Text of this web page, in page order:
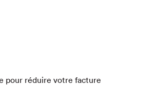
pour réduire votre fac­ture